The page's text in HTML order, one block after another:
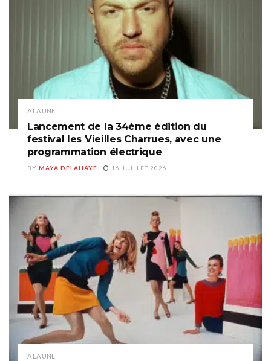
A LA UNE
Lancement de la 34ème édition du
festival les Vieilles Charrues, avec une
programmation électrique
BY MAYA DELAHAYE 16 JUILLET 2026
A LA UNE